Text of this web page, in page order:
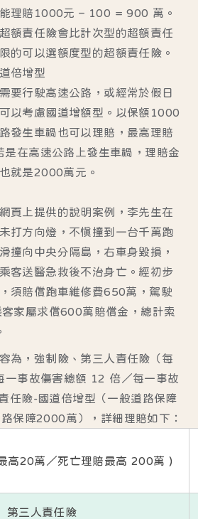
理賠1000元 – 100 = 900 萬。
額責任險會比計次型的超額責任
的可以選額度型的超額責任險。
倍增型
要行駛高速公路，或經常於假日
以考慮國道增額型。以保額1000
發生車禍也可以理賠，最高理賠
是在高速公路上發生車禍，理賠金
就是2000萬元。
頁上提供的說明案例，李先生在
打方向燈，不慎撞到一台千萬跑
撞向中央分隔島，右車身毀損，
客送醫急救後不治身亡。經初步
須賠償跑車維修費650萬，駕駛
家屬求償600萬賠償金，總計索
為，強制險、第三人責任險（每
事故傷害總額 12 倍／每一事故
任險-國道倍增型（一般道路保障
保障2000萬），詳細理賠如下：
高20萬／死亡理賠最高 200萬 )
第三人責任險